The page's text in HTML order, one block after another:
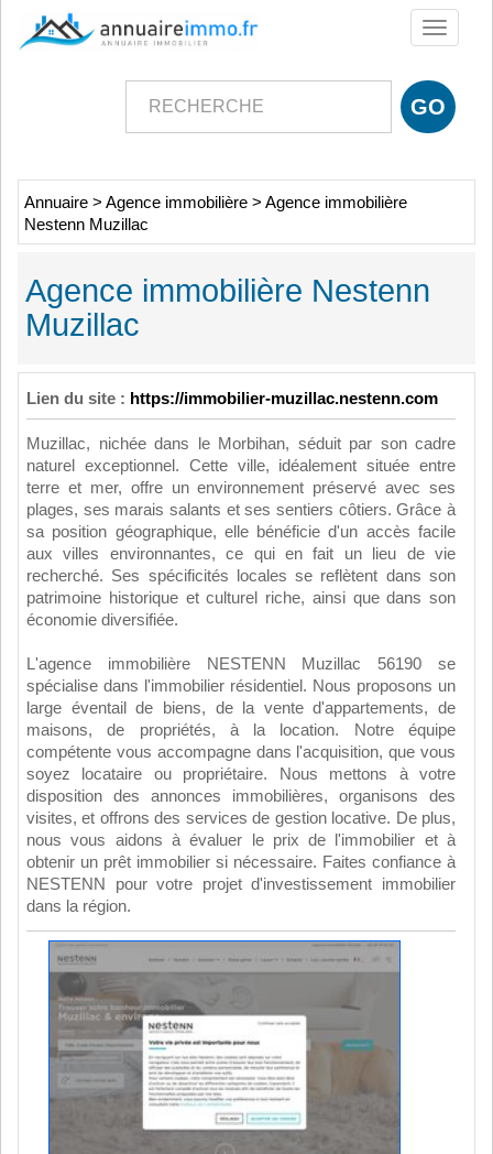
Toggle
Annuaire > Agence immobilière > Agence immobilière
Nestenn Muzillac
Agence immobilière Nestenn
Muzillac
Lien du site : https://immobilier-muzillac.nestenn.com
Muzillac, nichée dans le Morbihan, séduit par son cadre
naturel exceptionnel. Cette ville, idéalement située entre
terre et mer, offre un environnement préservé avec ses
plages, ses marais salants et ses sentiers côtiers. Grâce à
sa position géographique, elle bénéficie d'un accès facile
aux villes environnantes, ce qui en fait un lieu de vie
recherché. Ses spécificités locales se reflètent dans son
patrimoine historique et culturel riche, ainsi que dans son
économie diversifiée.
L'agence immobilière NESTENN Muzillac 56190 se
spécialise dans l'immobilier résidentiel. Nous proposons un
large éventail de biens, de la vente d'appartements, de
maisons, de propriétés, à la location. Notre équipe
compétente vous accompagne dans l'acquisition, que vous
soyez locataire ou propriétaire. Nous mettons à votre
disposition des annonces immobilières, organisons des
visites, et offrons des services de gestion locative. De plus,
nous vous aidons à évaluer le prix de l'immobilier et à
obtenir un prêt immobilier si nécessaire. Faites confiance à
NESTENN pour votre projet d'investissement immobilier
dans la région.